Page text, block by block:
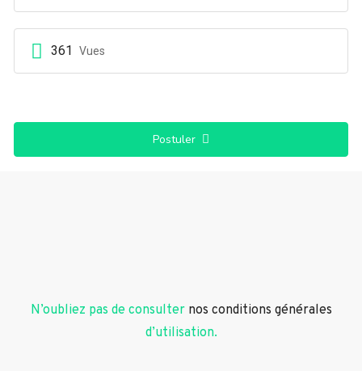
361 Vues
Postuler
N’oubliez pas de consulter nos conditions générales
d’utilisation.